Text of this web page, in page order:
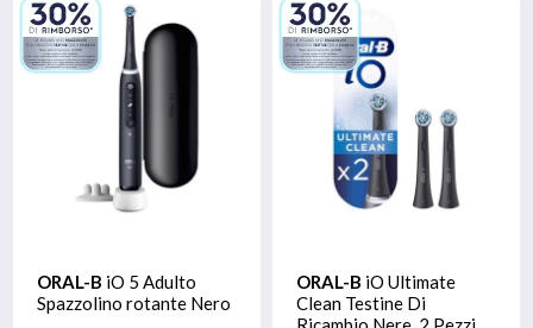
ORAL-B iO 5 Adulto
Spazzolino rotante Nero
ORAL-B iO Ultimate
Clean Testine Di